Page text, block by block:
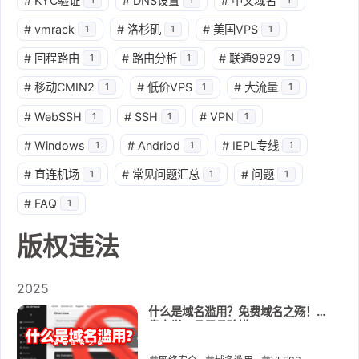
# vmrack 1 # 洛杉矶 1 # 美国VPS 1
# 回程路由 1 # 路由分析 1 # 联通9929 1
# 移动CMIN2 1 # 低价VPS 1 # 大流量 1
# WebSSH 1 # SSH 1 # VPN 1
# Windows 1 # Andriod 1 # IEPL专线 1
# 直连机场 1 # 常见问题汇总 1 # 问题 1
# FAQ 1
版权违法
2025
什么是域名滥用？免费域名之殇！全